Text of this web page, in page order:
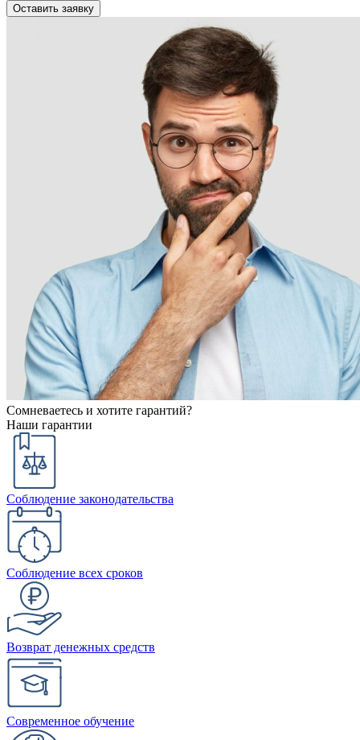
Оставить заявку
Сомневаетесь и хотите гарантий?
Наши гарантии
Соблюдение законодательства
Соблюдение всех сроков
Возврат денежных средств
Современное обучение